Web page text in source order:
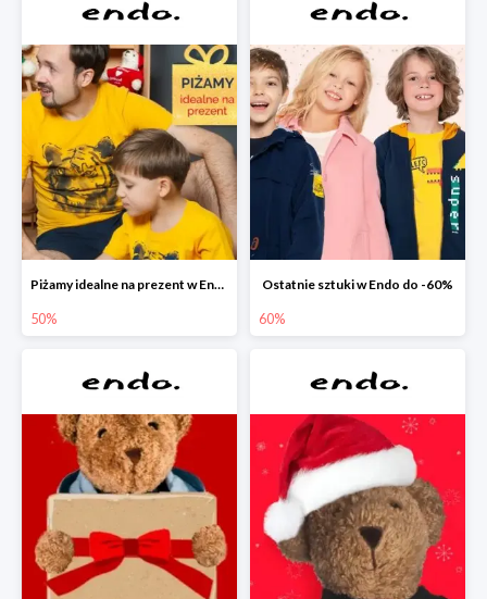
Piżamy idealne na prezent w Endo do -50%
50%
Ostatnie sztuki w Endo do -60%
60%